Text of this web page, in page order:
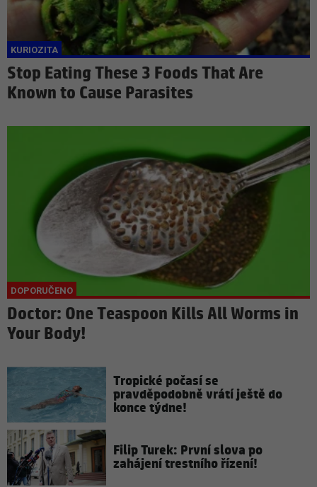
Stop Eating These 3 Foods That Are
Known to Cause Parasites
Doctor: One Teaspoon Kills All Worms in
Your Body!
Tropické počasí se
pravděpodobně vrátí ještě do
konce týdne!
Filip Turek: První slova po
zahájení trestního řízení!